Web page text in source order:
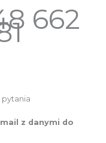
‭662
pytania
z danymi do